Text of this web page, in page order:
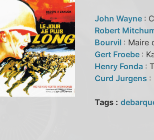
John Wayne :
Robert
Bourvil : Maire
Gert Froebe :
Henry Fonda :
Curd Jurgens :
Tags :